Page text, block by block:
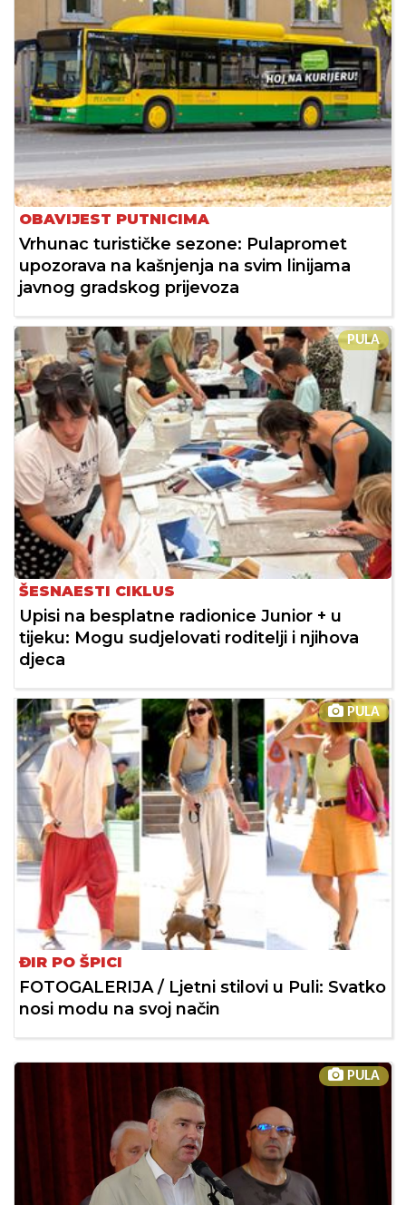
OBAVIJEST PUTNICIMA
Vrhunac turističke sezone: Pulapromet
upozorava na kašnjenja na svim linijama
javnog gradskog prijevoza
PULA
ŠESNAESTI CIKLUS
Upisi na besplatne radionice Junior + u
tijeku: Mogu sudjelovati roditelji i njihova
djeca
PULA
ĐIR PO ŠPICI
FOTOGALERIJA / Ljetni stilovi u Puli: Svatko
nosi modu na svoj način
PULA